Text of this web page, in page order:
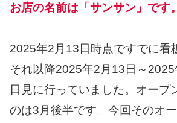
お店の名前は「サンサン」です。
2025年2月13日時点ですでに看
それ以降2025年2月13日～
日見に行っていました。オープ
のは3月後半です。今回そのオ